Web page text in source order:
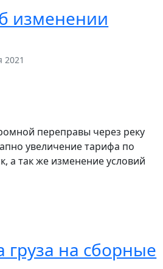
изменении
2021
переправы через реку
увеличение тарифа по
а так же изменение условий
на сборные